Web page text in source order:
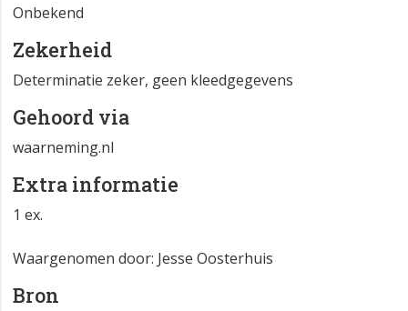
Onbekend
Zekerheid
Determinatie zeker, geen kleedgegevens
Gehoord via
waarneming.nl
Extra informatie
1 ex.
Waargenomen door: Jesse Oosterhuis
Bron